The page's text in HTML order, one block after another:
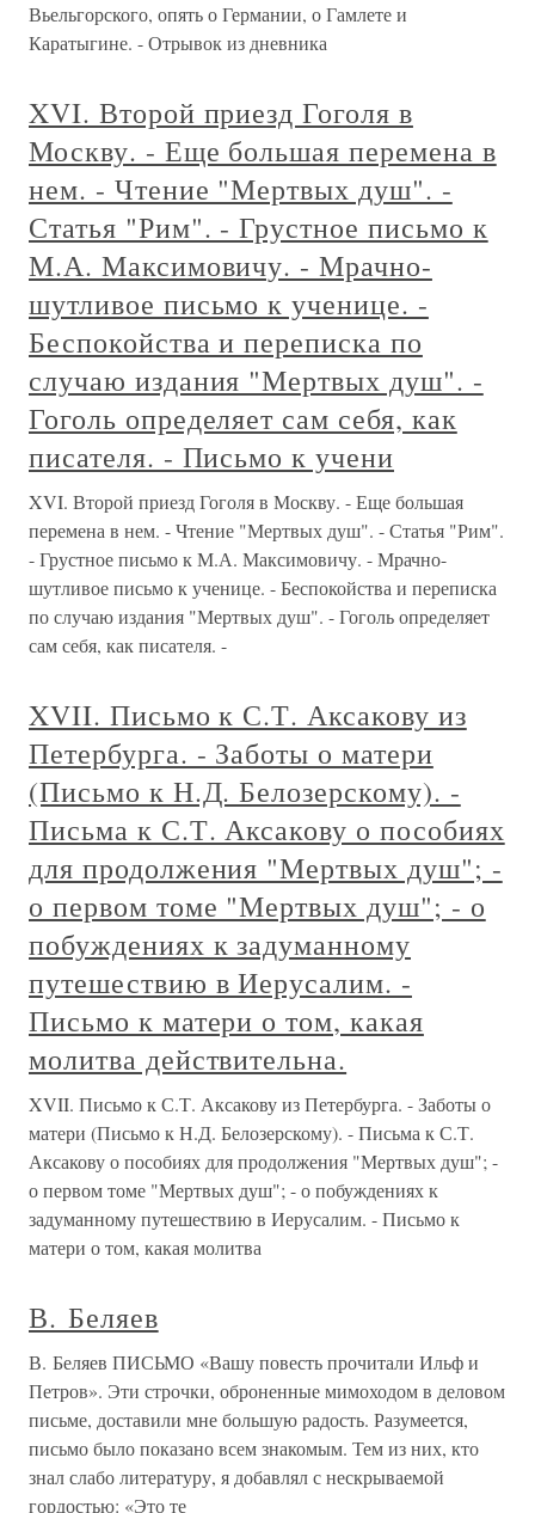
Вьельгорского, опять о Германии, о Гамлете и
Каратыгине. - Отрывок из дневника
XVI. Второй приезд Гоголя в
Москву. - Еще большая перемена в
нем. - Чтение "Мертвых душ". -
Статья "Рим". - Грустное письмо к
М.А. Максимовичу. - Мрачно-
шутливое письмо к ученице. -
Беспокойства и переписка по
случаю издания "Мертвых душ". -
Гоголь определяет сам себя, как
писателя. - Письмо к учени
XVI. Второй приезд Гоголя в Москву. - Еще большая
перемена в нем. - Чтение "Мертвых душ". - Статья "Рим".
- Грустное письмо к М.А. Максимовичу. - Мрачно-
шутливое письмо к ученице. - Беспокойства и переписка
по случаю издания "Мертвых душ". - Гоголь определяет
сам себя, как писателя. -
XVII. Письмо к С.Т. Аксакову из
Петербурга. - Заботы о матери
(Письмо к Н.Д. Белозерскому). -
Письма к С.Т. Аксакову о пособиях
для продолжения "Мертвых душ"; -
о первом томе "Мертвых душ"; - о
побуждениях к задуманному
путешествию в Иерусалим. -
Письмо к матери о том, какая
молитва действительна.
XVII. Письмо к С.Т. Аксакову из Петербурга. - Заботы о
матери (Письмо к Н.Д. Белозерскому). - Письма к С.Т.
Аксакову о пособиях для продолжения "Мертвых душ"; -
о первом томе "Мертвых душ"; - о побуждениях к
задуманному путешествию в Иерусалим. - Письмо к
матери о том, какая молитва
В. Беляев
В. Беляев ПИСЬМО «Вашу повесть прочитали Ильф и
Петров». Эти строчки, оброненные мимоходом в деловом
письме, доставили мне большую радость. Разумеется,
письмо было показано всем знакомым. Тем из них, кто
знал слабо литературу, я добавлял с нескрываемой
гордостью: «Это те